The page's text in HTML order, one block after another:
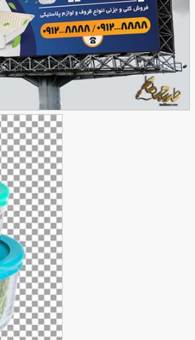
نمونه طرح بنر ظروف یکبار مصرف و پلاستیکی